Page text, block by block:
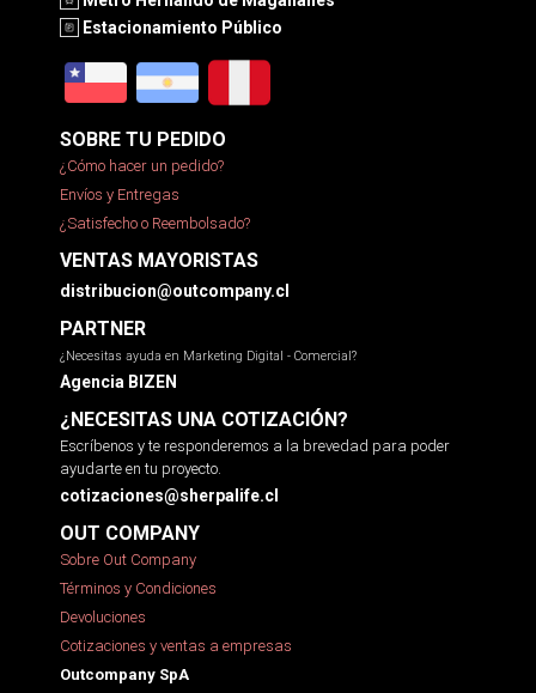
Estacionamiento Público
SOBRE TU PEDIDO
¿Cómo hacer un pedido?
Envíos y Entregas
¿Satisfecho o Reembolsado?
VENTAS MAYORISTAS
distribucion@outcompany.cl
PARTNER
¿Necesitas ayuda en Marketing Digital - Comercial?
Agencia BIZEN
¿NECESITAS UNA COTIZACIÓN?
Escríbenos y te responderemos a la brevedad para poder
ayudarte en tu proyecto.
cotizaciones@sherpalife.cl
OUT COMPANY
Sobre Out Company
Términos y Condiciones
Devoluciones
Cotizaciones y ventas a empresas
Outcompany SpA